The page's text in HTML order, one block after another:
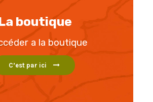
boutique
a la boutique
C’est par ici